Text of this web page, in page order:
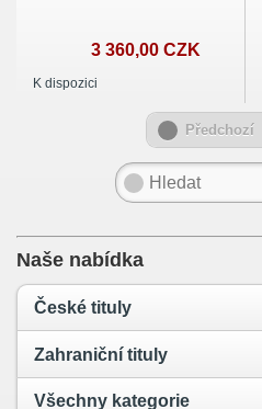
3 360,00 CZK
K dispozici
Předchozí
Naše nabídka
České tituly
Zahraniční tituly
Všechny kategorie